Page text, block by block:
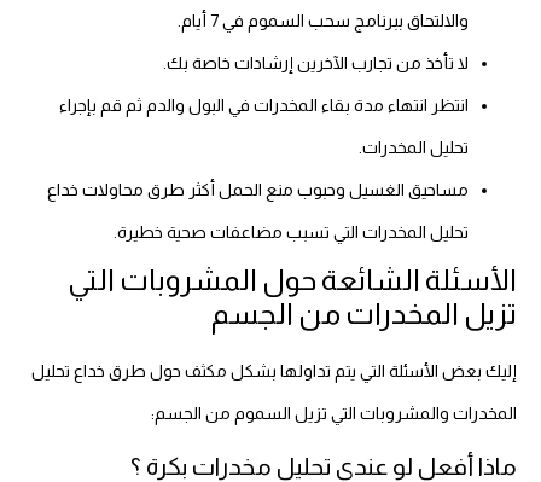
والالتحاق ببرنامج سحب السموم في 7 أيام.
لا تأخذ من تجارب الآخرين إرشادات خاصة بك.
انتظر انتهاء مدة بقاء المخدرات في البول والدم ثم قم بإجراء
تحليل المخدرات.
مساحيق الغسيل وحبوب منع الحمل أكثر طرق محاولات خداع
تحليل المخدرات التي تسبب مضاعفات صحية خطيرة.
الأسئلة الشائعة حول المشروبات التي
تزيل المخدرات من الجسم
إليك بعض الأسئلة التي يتم تداولها بشكل مكثف حول طرق خداع تحليل
المخدرات والمشروبات التي تزيل السموم من الجسم:
ماذا أفعل لو عندي تحليل مخدرات بكرة ؟